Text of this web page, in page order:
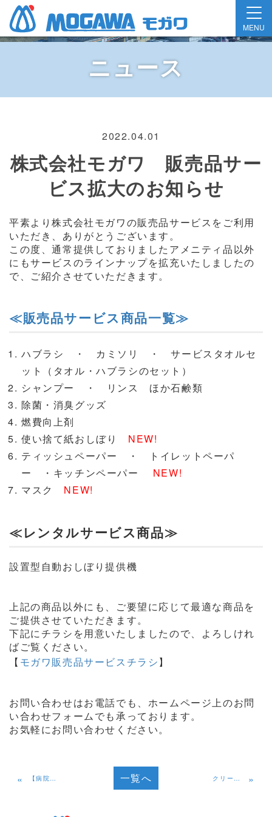
MENU
ニュース
2022.04.01
株式会社モガワ 販売品サー
ビス拡大のお知らせ
平素より株式会社モガワの販売品サービスをご利用
いただき、ありがとうございます。
この度、通常提供しておりましたアメニティ品以外
にもサービスのラインナップを拡充いたしましたの
で、ご紹介させていただきます。
≪販売品サービス商品一覧≫
ハブラシ ・ カミソリ ・ サービスタオルセ
ット（タオル・ハブラシのセット）
シャンプー ・ リンス ほか石鹸類
除菌・消臭グッズ
燃費向上剤
使い捨て紙おしぼり NEW!
ティッシュペーパー ・ トイレットペーパ
ー ・キッチンペーパー NEW!
マスク NEW!
≪レンタルサービス商品≫
設置型自動おしぼり提供機
上記の商品以外にも、ご要望に応じて最適な商品を
ご提供させていただきます。
下記にチラシを用意いたしましたので、よろしけれ
ばご覧ください。
【 モガワ販売品サービスチラシ】
お問い合わせはお電話でも、ホームページ上のお問
い合わせフォームでも承っております。
お気軽にお問い合わせください。
« 【病院・介護施設事業者様向け】 私物洗濯代行サービスのお知らせ 一覧へ クリーニングモガワ アピタ大仁店 閉店のお知らせ »